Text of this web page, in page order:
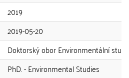
2019
2019-05-20
Doktorský obor Environmentální
PhD. - Environmental Studies